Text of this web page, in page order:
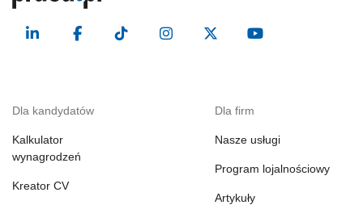
Dla kandydatów
Kalkulator
wynagrodzeń
Kreator CV
Dla firm
Nasze usługi
Program lojalnościowy
Artykuły